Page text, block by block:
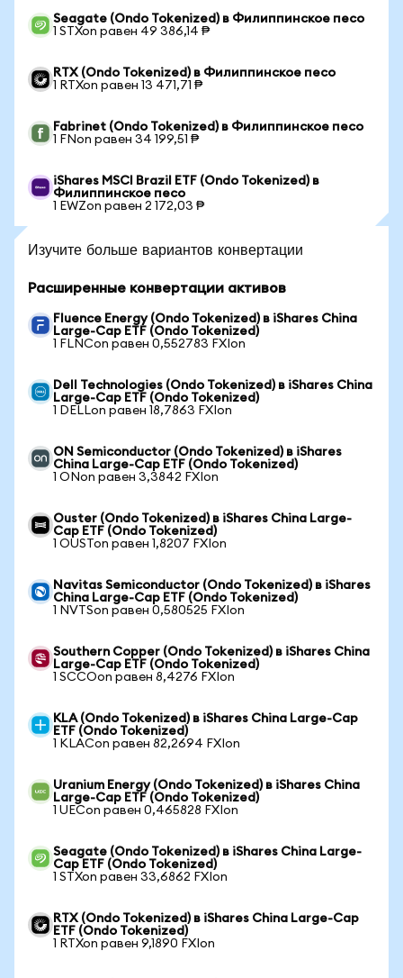
Seagate (Ondo Tokenized) в Филиппинское песо
1 STXon равен 49 386,14 ₱
RTX (Ondo Tokenized) в Филиппинское песо
1 RTXon равен 13 471,71 ₱
Fabrinet (Ondo Tokenized) в Филиппинское песо
1 FNon равен 34 199,51 ₱
iShares MSCI Brazil ETF (Ondo Tokenized) в
Филиппинское песо
1 EWZon равен 2 172,03 ₱
Изучите больше вариантов конвертации
Расширенные конвертации активов
Fluence Energy (Ondo Tokenized) в iShares China
Large-Cap ETF (Ondo Tokenized)
1 FLNCon равен 0,552783 FXIon
Dell Technologies (Ondo Tokenized) в iShares China
Large-Cap ETF (Ondo Tokenized)
1 DELLon равен 18,7863 FXIon
ON Semiconductor (Ondo Tokenized) в iShares
China Large-Cap ETF (Ondo Tokenized)
1 ONon равен 3,3842 FXIon
Ouster (Ondo Tokenized) в iShares China Large-
Cap ETF (Ondo Tokenized)
1 OUSTon равен 1,8207 FXIon
Navitas Semiconductor (Ondo Tokenized) в iShares
China Large-Cap ETF (Ondo Tokenized)
1 NVTSon равен 0,580525 FXIon
Southern Copper (Ondo Tokenized) в iShares China
Large-Cap ETF (Ondo Tokenized)
1 SCCOon равен 8,4276 FXIon
KLA (Ondo Tokenized) в iShares China Large-Cap
ETF (Ondo Tokenized)
1 KLACon равен 82,2694 FXIon
Uranium Energy (Ondo Tokenized) в iShares China
Large-Cap ETF (Ondo Tokenized)
1 UECon равен 0,465828 FXIon
Seagate (Ondo Tokenized) в iShares China Large-
Cap ETF (Ondo Tokenized)
1 STXon равен 33,6862 FXIon
RTX (Ondo Tokenized) в iShares China Large-Cap
ETF (Ondo Tokenized)
1 RTXon равен 9,1890 FXIon